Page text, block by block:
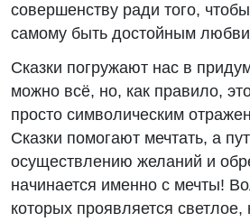
совершенству ради того,
самому быть достойным
Сказки погружают нас в
можно всё, но, как правило,
просто символическим
Сказки помогают мечтать, а
осуществлению желаний и
начинается именно с мечты!
которых проявляется